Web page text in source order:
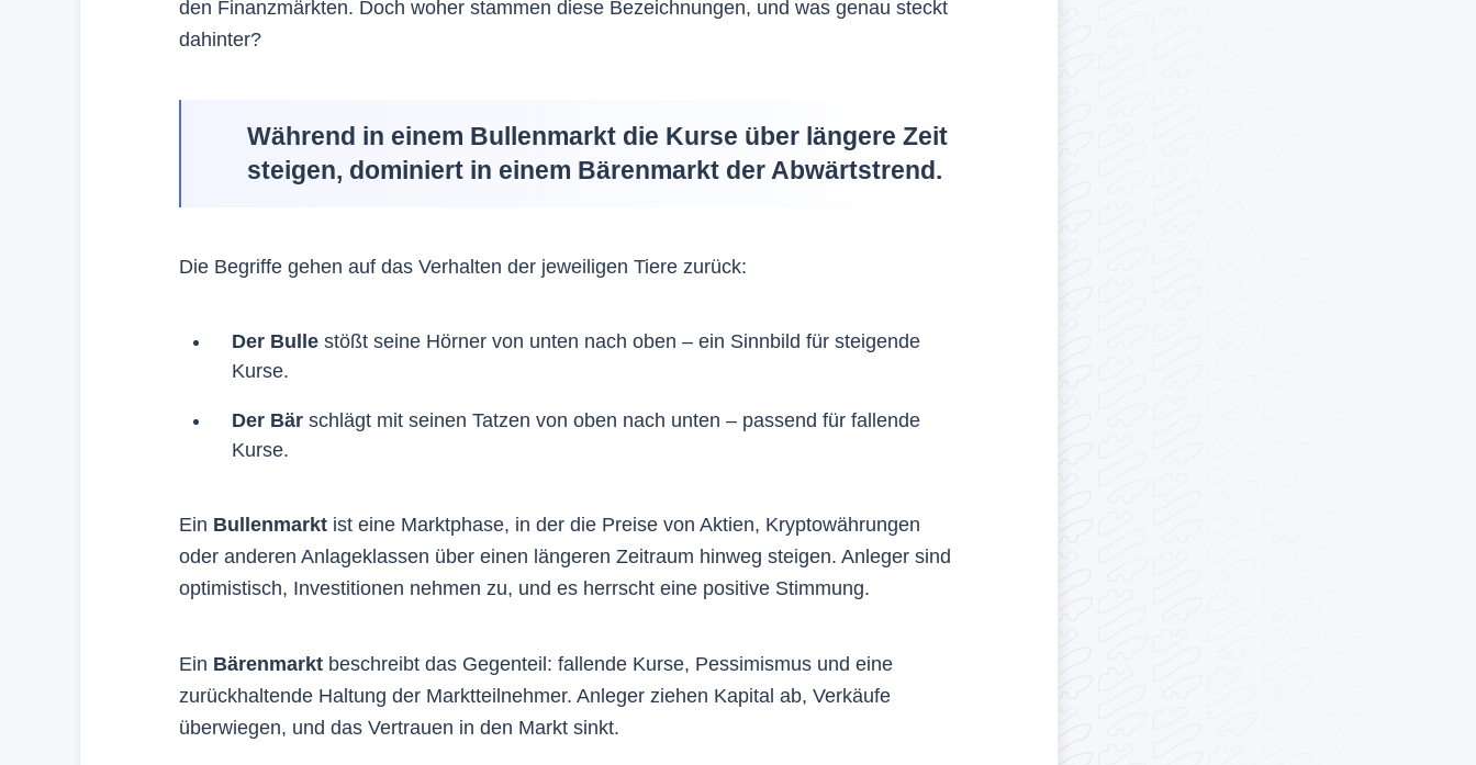
den Finanzmärkten. Doch woher stammen diese Bezeichnungen, und was genau steckt
dahinter?
Während in einem Bullenmarkt die Kurse über längere Zeit
steigen, dominiert in einem Bärenmarkt der Abwärtstrend.
Die Begriffe gehen auf das Verhalten der jeweiligen Tiere zurück:
Der Bulle stößt seine Hörner von unten nach oben – ein Sinnbild für steigende
Kurse.
Der Bär schlägt mit seinen Tatzen von oben nach unten – passend für fallende
Kurse.
Ein Bullenmarkt ist eine Marktphase, in der die Preise von Aktien, Kryptowährungen
oder anderen Anlageklassen über einen längeren Zeitraum hinweg steigen. Anleger sind
optimistisch, Investitionen nehmen zu, und es herrscht eine positive Stimmung.
Ein Bärenmarkt beschreibt das Gegenteil: fallende Kurse, Pessimismus und eine
zurückhaltende Haltung der Marktteilnehmer. Anleger ziehen Kapital ab, Verkäufe
überwiegen, und das Vertrauen in den Markt sinkt.